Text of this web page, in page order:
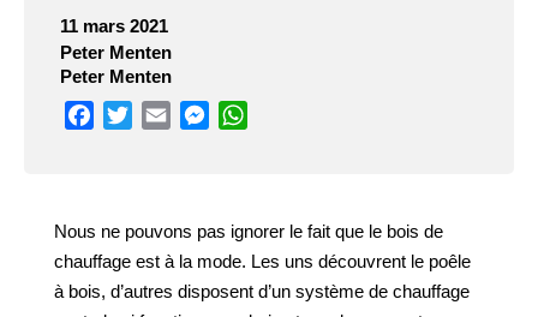
11 mars 2021
Peter Menten
Peter Menten
Facebook
TwitterEmail Messenger
Nous ne pouvons pas ignorer le fait que le bois de
chauffage est à la mode. Les uns découvrent le poêle
à bois, d’autres disposent d’un système de chauffage